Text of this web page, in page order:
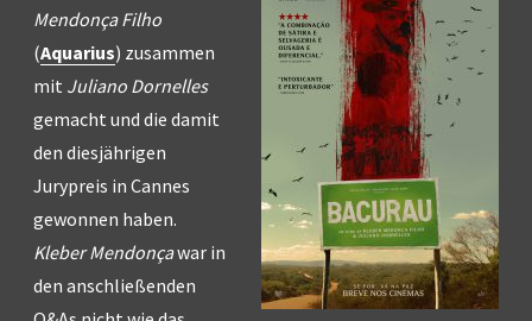
Mendonça Filho
(Aquarius) zusammen
mit Juliano Dornelles
gemacht und die damit
den diesjährigen
Jurypreis in Cannes
gewonnen haben.
Kleber Mendonçawar in
den anschließenden